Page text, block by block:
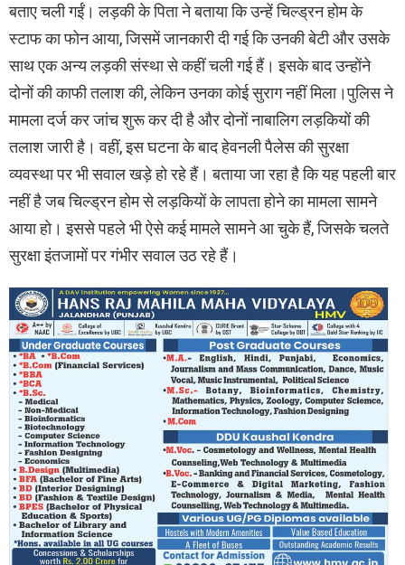
बताए चली गईं। लड़की के पिता ने बताया कि उन्हें चिल्ड्रन होम के
स्टाफ का फोन आया, जिसमें जानकारी दी गई कि उनकी बेटी और उसके
साथ एक अन्य लड़की संस्था से कहीं चली गई हैं। इसके बाद उन्होंने
दोनों की काफी तलाश की, लेकिन उनका कोई सुराग नहीं मिला।पुलिस ने
मामला दर्ज कर जांच शुरू कर दी है और दोनों नाबालिग लड़कियों की
तलाश जारी है। वहीं, इस घटना के बाद हेवनली पैलेस की सुरक्षा
व्यवस्था पर भी सवाल खड़े हो रहे हैं। बताया जा रहा है कि यह पहली बार
नहीं है जब चिल्ड्रन होम से लड़कियों के लापता होने का मामला सामने
आया हो। इससे पहले भी ऐसे कई मामले सामने आ चुके हैं, जिसके चलते
सुरक्षा इंतजामों पर गंभीर सवाल उठ रहे हैं।